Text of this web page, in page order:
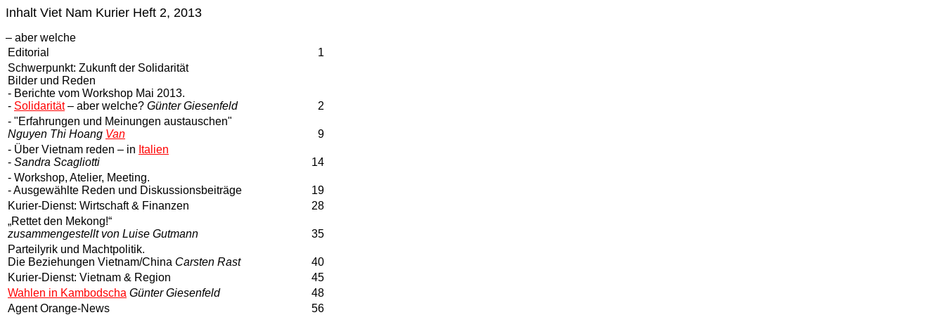
Inhalt Viet Nam Kurier Heft 2, 2013
– aber welche
Editorial
1
Schwerpunkt: Zukunft der Solidarität
Bilder und Reden
- Berichte vom Workshop Mai 2013.
- Solidarität– aber welche? Günter Giesenfeld
2
- "Erfahrungen und Meinungen austauschen"
Nguyen Thi Hoang Van
9
- Über Vietnam reden – in Italien
- Sandra Scagliotti
14
- Workshop, Atelier, Meeting.
- Ausgewählte Reden und Diskussionsbeiträge
19
Kurier-Dienst: Wirtschaft & Finanzen
28
„Rettet den Mekong!“
zusammengestellt von Luise Gutmann
35
Parteilyrik und Machtpolitik.
Die Beziehungen Vietnam/China Carsten Rast
40
Kurier-Dienst: Vietnam & Region
45
Wahlen in Kambodscha Günter Giesenfeld
48
Agent Orange-News
56